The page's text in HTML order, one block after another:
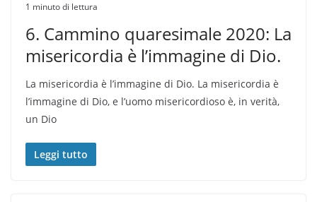
1 minuto di lettura
6. Cammino quaresimale 2020: La
misericordia è l’immagine di Dio.
La misericordia è l’immagine di Dio. La misericordia è
l’immagine di Dio, e l’uomo miseri­cordioso è, in verità,
un Dio
Leggi tutto